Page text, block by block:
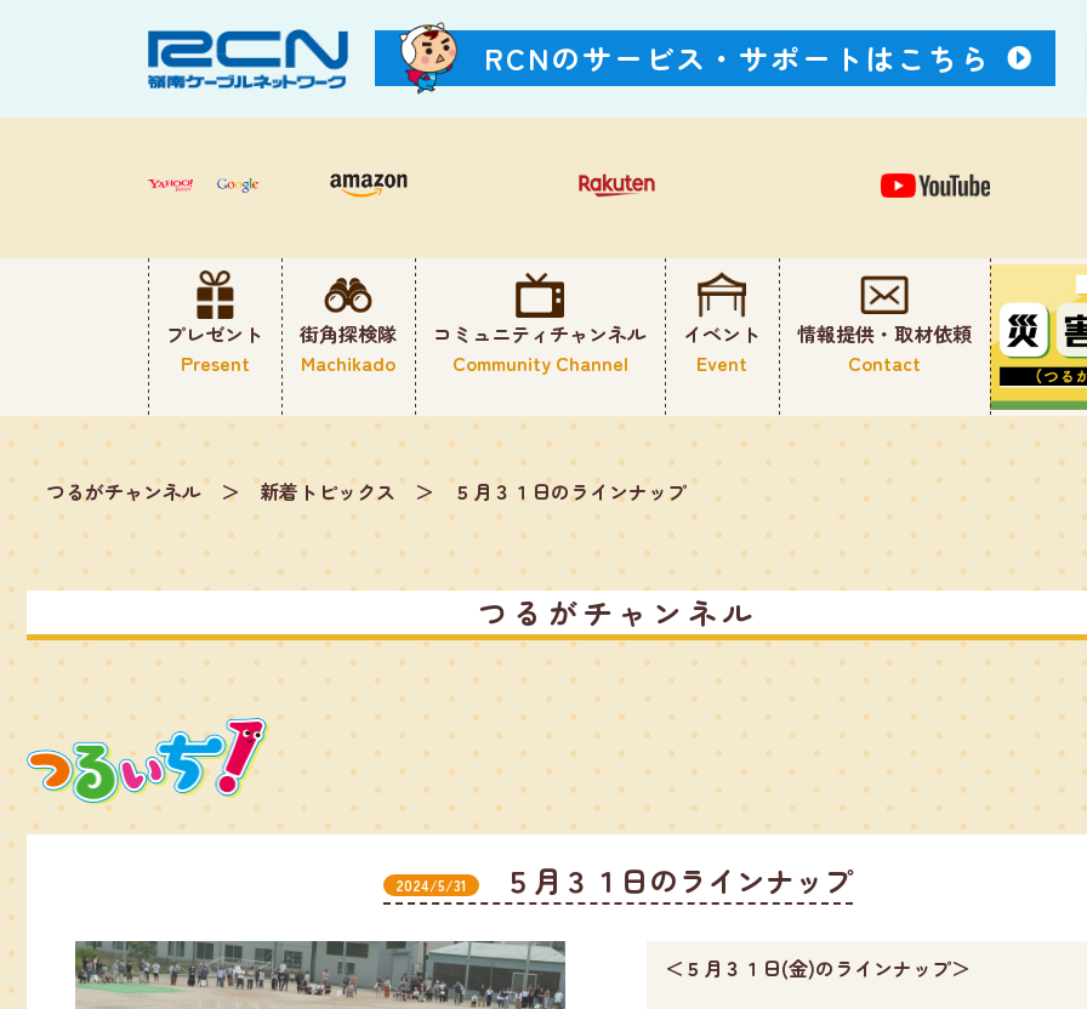
RCNのサービス・ サポートはこちら
プレゼント
Present
街角探検隊
Machikado
コミュニティチャンネル
Community Channel
イベント
Event
情報提供・取材依頼
Contact
つるがチャンネル ＞ 新着トピックス ＞ ５月３１日のラインナップ
つるがチャンネル
2024/5/31 ５月３１日のラインナップ
＜５月３１日(金)のラインナップ＞